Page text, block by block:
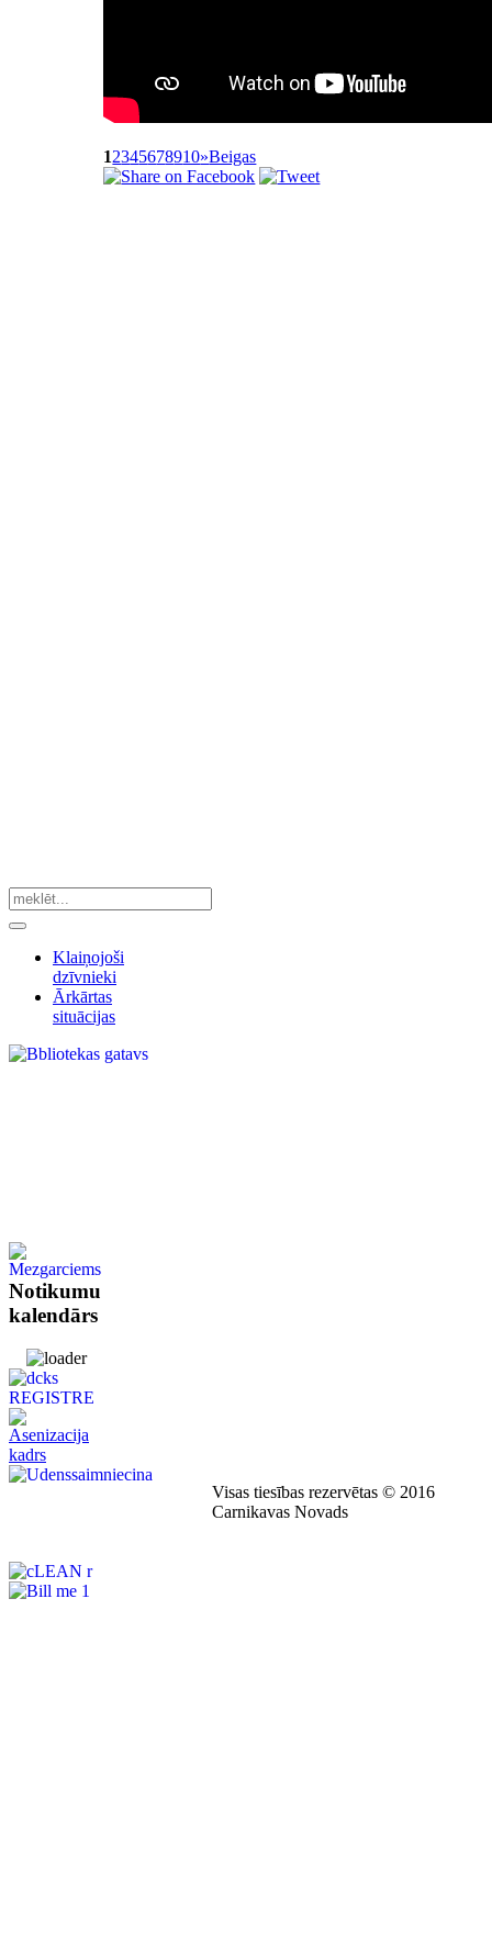
12345678910»Beigas
Klaiņojoši
dzīvnieki
Ārkārtas
situācijas
Notikumu
kalendārs
Visas tiesības rezervētas © 2016
Carnikavas Novads